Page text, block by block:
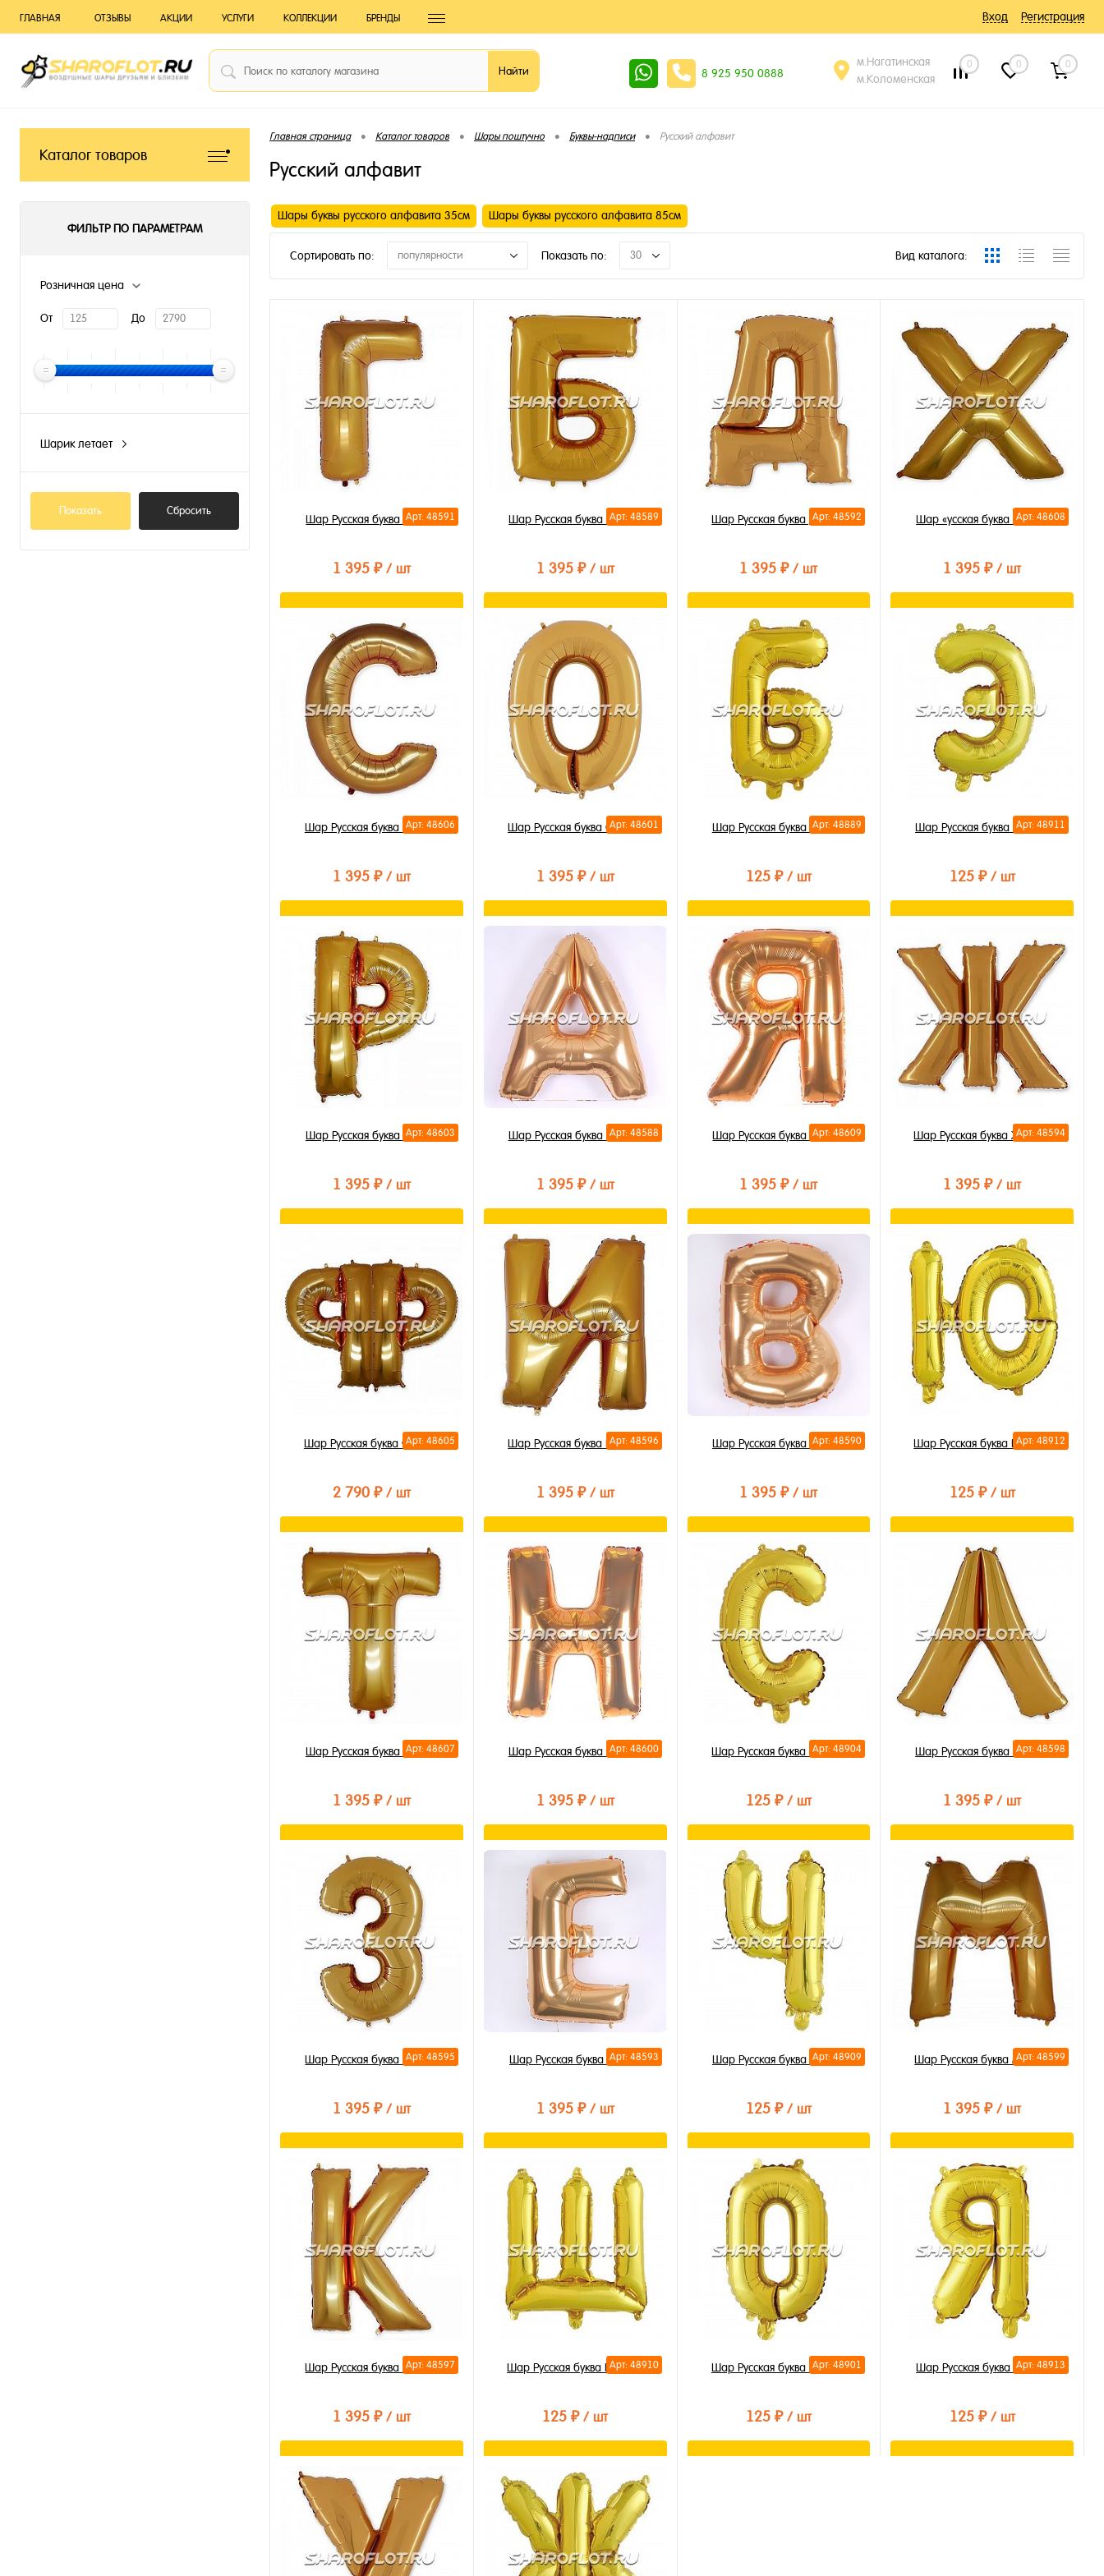
ГЛАВНАЯ ОТЗЫВЫ АКЦИИ УСЛУГИ КОЛЛЕКЦИИ БРЕНДЫ Вход Регистрация
8 925 950 0888
м.Нагатинская
м.Коломенская
0 0 0
Каталог товаров
ФИЛЬТР ПО ПАРАМЕТРАМ
Розничная цена
От До
Шарик летает
Показать Сбросить
Главная страница • Каталог товаров • Шары поштучно • Буквы-надписи • Русский алфавит
Русский алфавит
Шары буквы русского алфавита 35см Шары буквы русского алфавита 85см
Сортировать по: популярности Показать по: 30 Вид каталога:
Арт: 48591
Шар Русская буква Г 85см
1 395 ₽ / шт
Купить в 1 клик
В избранное
В наличии
Арт: 48589
Шар Русская буква Б 85см
1 395 ₽ / шт
В корзину
Купить в 1 клик
В избранное
В наличии
Арт: 48592
Шар Русская буква Д 85см
1 395 ₽/ шт
В корзину
Купить в 1 клик
В избранное
В наличии
Арт: 48608
Шар «усская буква Х 85см
1 395 ₽/ шт
Купить в 1 клик
В избранное
В наличии
Арт: 48606
Шар Русская буква С 85см
1 395 ₽ / шт
Купить в 1 клик
В избранное
В наличии
Арт: 48601
Шар Русская буква О 85см
1 395 ₽ / шт
В корзину
Купить в 1 клик
В избранное
В наличии
Арт: 48889
Шар Русская буква Б 35см
125 ₽ / шт
В корзину
Купить в 1 клик
В избранное
В наличии
Арт: 48911
Шар Русская буква Э 35см
125 ₽ / шт
Купить в 1 клик
В избранное
В наличии
Арт: 48603
Шар Русская буква Р 85см
1 395 ₽ / шт
Купить в 1 клик
В избранное
В наличии
Арт: 48588
Шар Русская буква А 85см
1 395 ₽ / шт
Купить в 1 клик
В избранное
В наличии
Арт: 48609
Шар Русская буква Я 85см
1 395 ₽/ шт
В корзину
Купить в 1 клик
В избранное
В наличии
Арт: 48594
Шар Русская буква Ж 85см
1 395 ₽/ шт
Купить в 1 клик
В избранное
В наличии
Арт: 48605
Шар Русская буква Ф 85см
2 790 ₽ / шт
Купить в 1 клик
В избранное
Арт: 48596
Шар Русская буква И 85см
1 395 ₽ / шт
Купить в 1 клик
В избранное
В наличии
Арт: 48590
Шар Русская буква В 85см
1 395 ₽/ шт
В корзину
Купить в 1 клик
В избранное
В наличии
Арт: 48912
Шар Русская буква Ю 35см
125 ₽ / шт
Купить в 1 клик
В избранное
В наличии
Арт: 48607
Шар Русская буква Т 85см
1 395 ₽ / шт
Купить в 1 клик
В избранное
Арт: 48600
Шар Русская буква Н 85см
1 395 ₽ / шт
В корзину
Купить в 1 клик
В избранное
В наличии
Арт: 48904
Шар Русская буква С 35см
125 ₽ / шт
В корзину
Купить в 1 клик
В избранное
В наличии
Арт: 48598
Шар Русская буква Л 85см
1 395 ₽/ шт
Купить в 1 клик
В избранное
В наличии
Арт: 48595
Шар Русская буква З 85см
1 395 ₽ / шт
Купить в 1 клик
В избранное
В наличии
Арт: 48593
Шар Русская буква Е 85см
1 395 ₽ / шт
Купить в 1 клик
В избранное
В наличии
Арт: 48909
Шар Русская буква Ч 35см
125 ₽ / шт
В корзину
Купить в 1 клик
В избранное
В наличии
Арт: 48599
Шар Русская буква М 85см
1 395 ₽/ шт
Купить в 1 клик
В избранное
В наличии
Арт: 48597
Шар Русская буква К 85см
1 395 ₽ / шт
Купить в 1 клик
В избранное
В наличии
Арт: 48910
Шар Русская буква Ш 35см
125 ₽/ шт
Купить в 1 клик
В избранное
В наличии
Арт: 48901
Шар Русская буква О 35см
125 ₽ / шт
Арт: 48913
Шар Русская буква Я 35см
125 ₽ / шт